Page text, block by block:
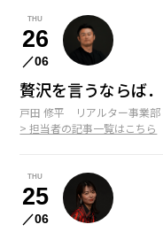
THU
26
／06
贅沢を言うならば．
戸田 修平 リアルター事業
> 担当者の記事一覧はこちら
THU
25
／06